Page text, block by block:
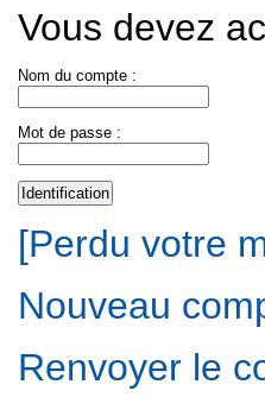
Vous devez
Nom du compte :
Mot de passe :
[Perdu votre
Nouveau
Renvoyer le